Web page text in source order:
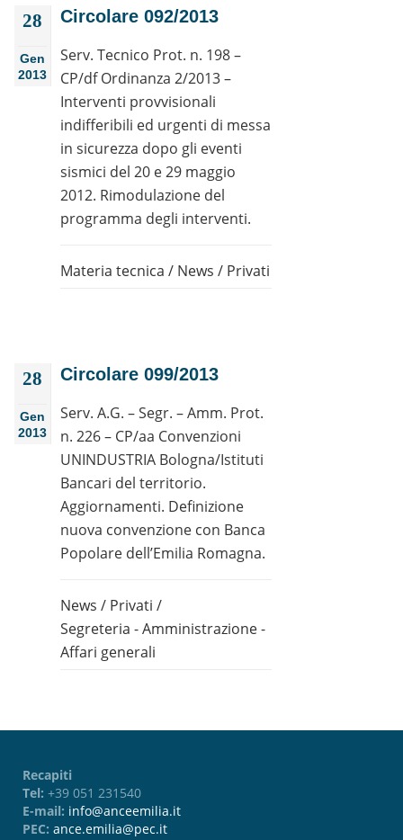
28
Gen
2013
Circolare 092/2013
Serv. Tecnico Prot. n. 198 –
CP/df Ordinanza 2/2013 –
Interventi provvisionali
indifferibili ed urgenti di messa
in sicurezza dopo gli eventi
sismici del 20 e 29 maggio
2012. Rimodulazione del
programma degli interventi.
Materia tecnica / News / Privati
28
Gen
2013
Circolare 099/2013
Serv. A.G. – Segr. – Amm. Prot.
n. 226 – CP/aa Convenzioni
UNINDUSTRIA Bologna/Istituti
Bancari del territorio.
Aggiornamenti. Definizione
nuova convenzione con Banca
Popolare dell’Emilia Romagna.
News / Privati /
Segreteria - Amministrazione -
Affari generali
Recapiti
Tel: +39 051 231540
E-mail: info@anceemilia.it
PEC: ance.emilia@pec.it